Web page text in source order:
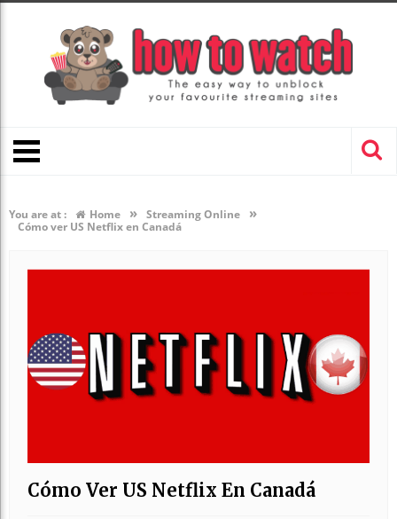
You are at : Home » Streaming Online »
Cómo ver US Netflix en Canadá
Cómo Ver US Netflix En Canadá